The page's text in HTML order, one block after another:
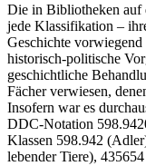
Die in Bibliotheken auf
jede Klassifikation –
Geschichte
historisch-politische
geschichtliche
Fächer verwiesen,
Insofern war es
DDC-Notation
Klassen 598.942
lebender Tiere),